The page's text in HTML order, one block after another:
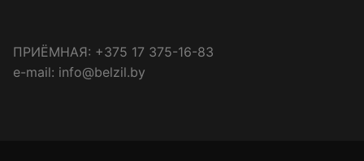
ПРИЁМНАЯ: +375 17 375-16-83
e-mail: info@belzil.by